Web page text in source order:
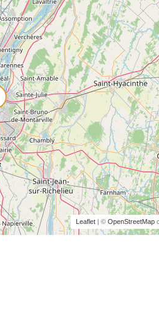
Leaflet| © OpenStreetMap